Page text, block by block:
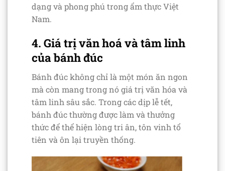
dạng và phong phú trong ẩm thực Việt
Nam.
4. Giá trị văn hoá và tâm linh
của bánh đúc
Bánh đúc không chỉ là một món ăn ngon
mà còn mang trong nó giá trị văn hóa và
tâm linh sâu sắc. Trong các dịp lễ tết,
bánh đúc thường được làm và thưởng
thức để thể hiện lòng tri ân, tôn vinh tổ
tiên và ôn lại truyền thống.